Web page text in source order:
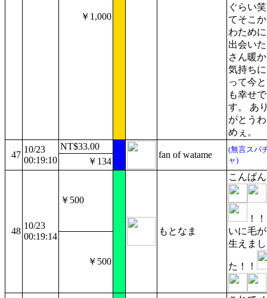
ぐらい
てそこ
わため
出会い
さん暖
気持ち
って今
も幸せで
す。 あ
がとう
めぇ。
￥1,000
47
10/23
00:19:10
NT$33.00
fan of watame
(無言スパ
ャ)
￥134
48
10/23
00:19:14
￥500
もとなま
こんばん
！
いに毛
生えまし
た！！
￥500